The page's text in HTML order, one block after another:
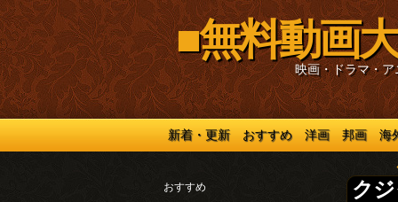
■無料動画
映画・ドラマ・ア
新着・更新 おすすめ 洋画 邦画 海
おすすめ ク